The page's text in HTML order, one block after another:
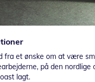
fra et ønske om at være
på den
lagt.